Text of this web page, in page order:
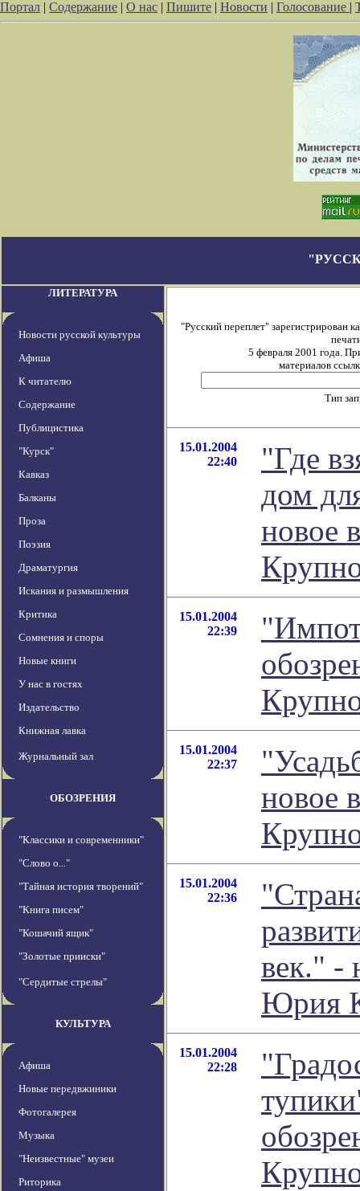
Портал | Содержание | О нас | Пишите | Новости | Голосование |
ЛИТЕРАТУРА
Новости русской культуры
Афиша
К читателю
Содержание
Публицистика
"Курск"
Кавказ
Балканы
Проза
Поэзия
Драматургия
Искания и размышления
Критика
Сомнения и споры
Новые книги
У нас в гостях
Издательство
Книжная лавка
Журнальный зал
ОБОЗРЕНИЯ
"Классики и современники"
"Слово о..."
"Тайная история творений"
"Книга писем"
"Кошачий ящик"
"Золотые прииски"
"Сердитые стрелы"
КУЛЬТУРА
Афиша
Новые передвжиники
Фотогалерея
Музыка
"Неизвестные" музеи
Риторика
"Русский переплет" зарегистрирован
5 февраля 2001 года.
материалов
Тип
15.01.2004
22:40
"Где
дом
новое
15.01.2004
22:39
15.01.2004
22:37
новое
15.01.2004
22:36
век." -
Юрия
15.01.2004
22:28